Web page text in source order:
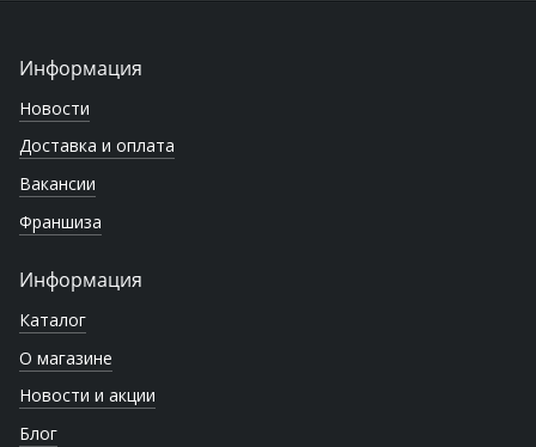
Информация
Новости
Доставка и оплата
Вакансии
Франшиза
Информация
Каталог
О магазине
Новости и акции
Блог